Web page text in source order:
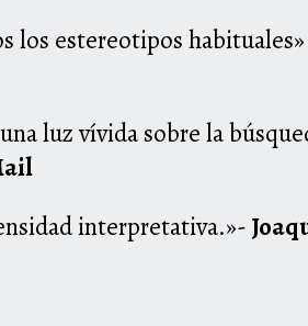
los estereotipos
luz vívida sobre la
interpretativa.»-